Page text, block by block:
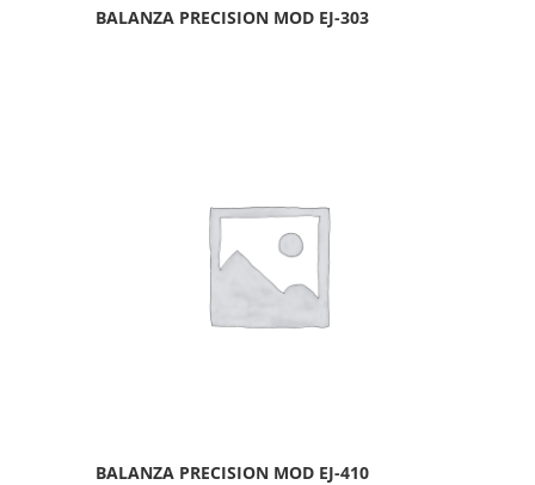
BALANZA PRECISION MOD EJ-303
BALANZA PRECISION MOD EJ-410